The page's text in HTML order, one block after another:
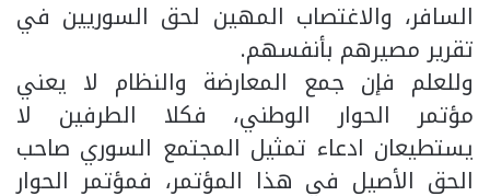
السافر، والاغتصاب المهين لحق السوريين في
تقرير مصيرهم بأنفسهم.
وللعلم فإن جمع المعارضة والنظام لا يعني
مؤتمر الحوار الوطني، فكلا الطرفين لا
يستطيعان ادعاء تمثيل المجتمع السوري صاحب
الحق الأصيل في هذا المؤتمر، فمؤتمر الحوار